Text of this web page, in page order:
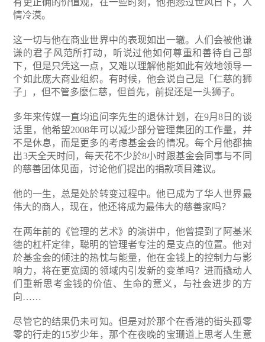
有更正确的价值观，在一些时刻，他抱怨过世风日下，人
情冷漠。
这一切与他在商业世界中的表现如出一辙。人们会被他谦
谦的君子风范所打动，听说过他如何尊重和善待自己部
下，但是只凭这一点，又难以理解他能如此有效地领导一
个如此庞大商业组织。有时候，他会说自己是「仁慈的狮
子」，但不管多麽仁慈，但首先，前提还是一头狮子。
多年来传媒一直均追问李先生的退休计划，在9月8日的谈
话里，他希望2008年可以减少部分管理集团的工作量，并
不是休息，而是更多的考虑基金会的情况。每个月他都抽
出3天全天时间，每天花不少於8小时跟基金会同事与不同
的慈善团体见面，讨论他们提出的捐款项目建议。
他的一生，总是处於转变过程中。他已成为了华人世界最
伟大的商人，现在，他还将成为最伟大的慈善家吗？
在两年前的《管理的艺术》的演讲中，他曾提到了阿基米
德的杠杆定律，聪明的管理者专注的是支点的位置。他对
於基金会的倾注的热忱与能量，他在金钱上的控制力与影
响力，将在更宽阔的领域内引发新的变革吗？进而撬动人
们重新思考金钱的价值、生命的意义，与社会进步的方
向……
尽管它的结果仍未可知。但是对於那个在香港的街头孤零
零的行走的15岁少年，那个在夜晚的宝珊道上思考人生意